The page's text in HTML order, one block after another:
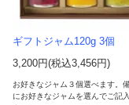
ギフトジャム120g 3個
3,200円(税込3,456円)
お好きなジャム３個選べます。
にお好きなジャムを選んでご記